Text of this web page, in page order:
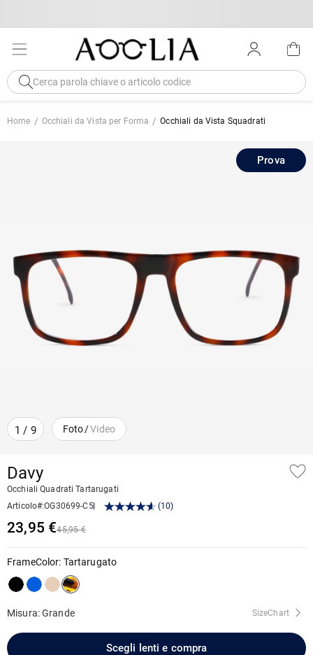
Home Occhiali da Vista per Forma Occhiali da Vista Squadrati
1 / 9 Foto/Video
Prova
Davy
Occhiali Quadrati Tartarugati
Articolo#:OG30699-C5 (10)
23,95 €45,95 €
FrameColor: Tartarugato
Misura: Grande SizeChart
Scegli lenti e compra